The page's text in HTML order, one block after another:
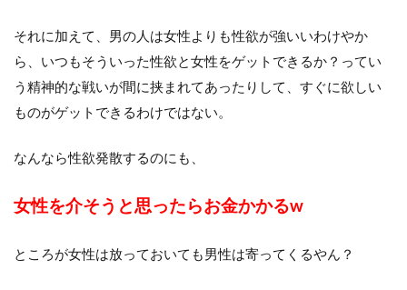
それに加えて、男の人は女性よりも性欲が強いいわけやか
ら、いつもそういった性欲と女性をゲットできるか？ってい
う精神的な戦いが間に挟まれてあったりして、すぐに欲しい
ものがゲットできるわけではない。
なんなら性欲発散するのにも、
女性を介そうと思ったらお金かかるw
ところが女性は放っておいても男性は寄ってくるやん？